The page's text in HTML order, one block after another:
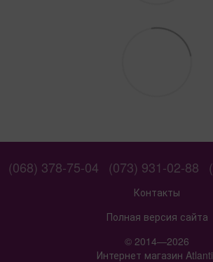
(068) 378-75-04 (073) 931-02-88
Контакты
Полная версия сайта
© 2014—2026
Интернет магазин